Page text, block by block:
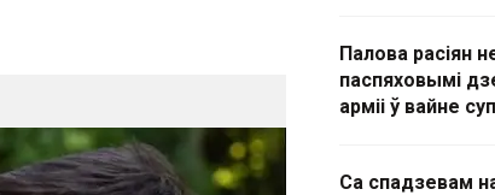
Палова расіян
паспяховымі
арміі ў вайне
Са спадзевам